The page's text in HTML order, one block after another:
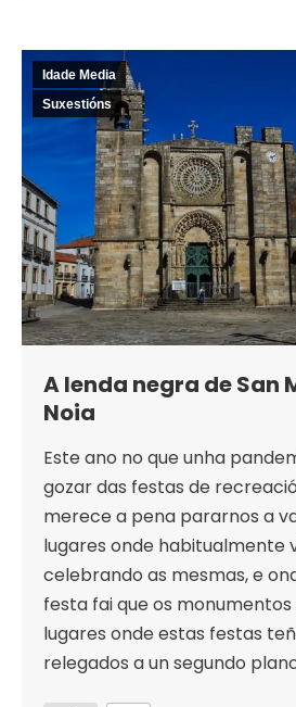
Idade Media
Suxestións
A lenda negra de San
Noia
Este ano no que unha
gozar das festas de
merece a pena pararnos a
lugares onde habitualmente
celebrando as mesmas, e
festa fai que os monumentos
lugares onde estas festas
relegados a un segundo